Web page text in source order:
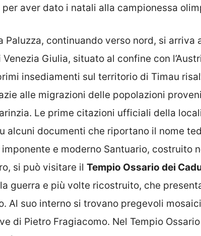
aver dato i natali alla campionessa
Paluzza, continuando verso nord, si arriva
Venezia Giulia, situato al confine con
insediamenti sul territorio di Timau
alle migrazioni delle popolazioni
Le prime citazioni ufficiali della
alcuni documenti che riportano il nome
e moderno Santuario, costruito
si può visitare il Tempio Ossario dei
guerra e più volte ricostruito, che
Al suo interno si trovano pregevoli
di Pietro Fragiacomo. Nel Tempio